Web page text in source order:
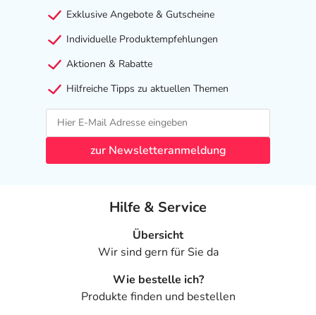
Exklusive Angebote & Gutscheine
Individuelle Produktempfehlungen
Aktionen & Rabatte
Hilfreiche Tipps zu aktuellen Themen
zur Newsletteranmeldung
Hilfe & Service
Übersicht
Wir sind gern für Sie da
Wie bestelle ich?
Produkte finden und bestellen